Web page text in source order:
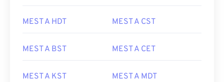
MEST A HDT MEST A CST
MEST A BST MEST A CET
MEST A KST MEST A MDT